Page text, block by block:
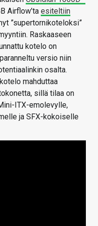
Airflow’ta esiteltiin
”supertornikoteloksi”
Raskaaseen
kotelo on
versio niin
osalta.
mahduttaa
sillä tilaa on
ITX-emolevylle,
ja SFX-kokoiselle